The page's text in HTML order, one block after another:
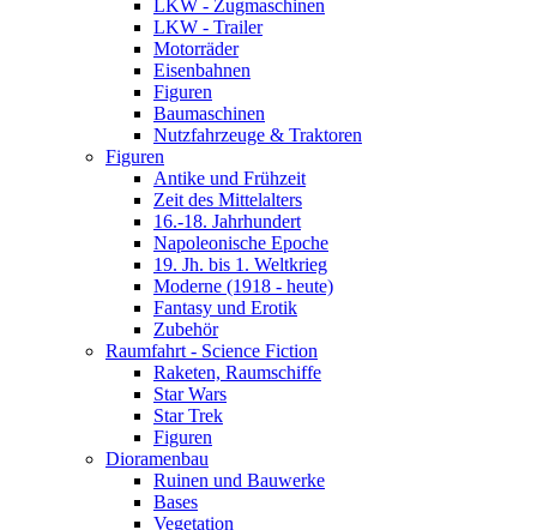
LKW - Zugmaschinen
LKW - Trailer
Motorräder
Eisenbahnen
Figuren
Baumaschinen
Nutzfahrzeuge & Traktoren
Figuren
Antike und Frühzeit
Zeit des Mittelalters
16.-18. Jahrhundert
Napoleonische Epoche
19. Jh. bis 1. Weltkrieg
Moderne (1918 - heute)
Fantasy und Erotik
Zubehör
Raumfahrt - Science Fiction
Raketen, Raumschiffe
Star Wars
Star Trek
Figuren
Dioramenbau
Ruinen und Bauwerke
Bases
Vegetation